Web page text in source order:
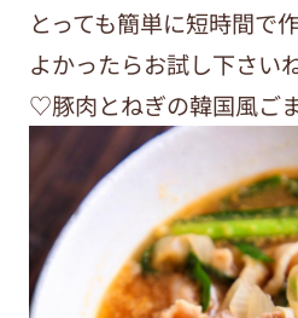
とっても簡単に短時間で
よかったらお試し下さい
♡豚肉とねぎの韓国風ご